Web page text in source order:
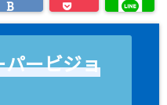
ービジョ